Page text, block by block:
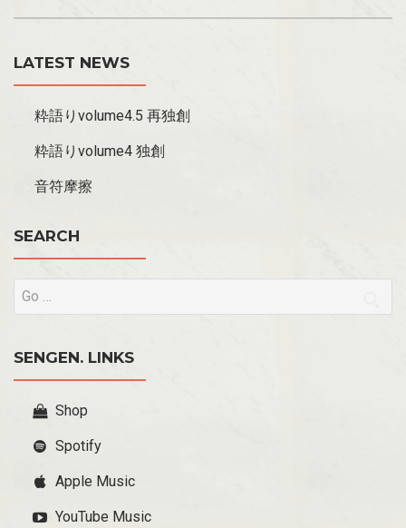
LATEST NEWS
粋語りvolume4.5 再独創
粋語りvolume4 独創
音符摩擦
SEARCH
SENGEN. LINKS
Shop
Spotify
Apple Music
YouTube Music